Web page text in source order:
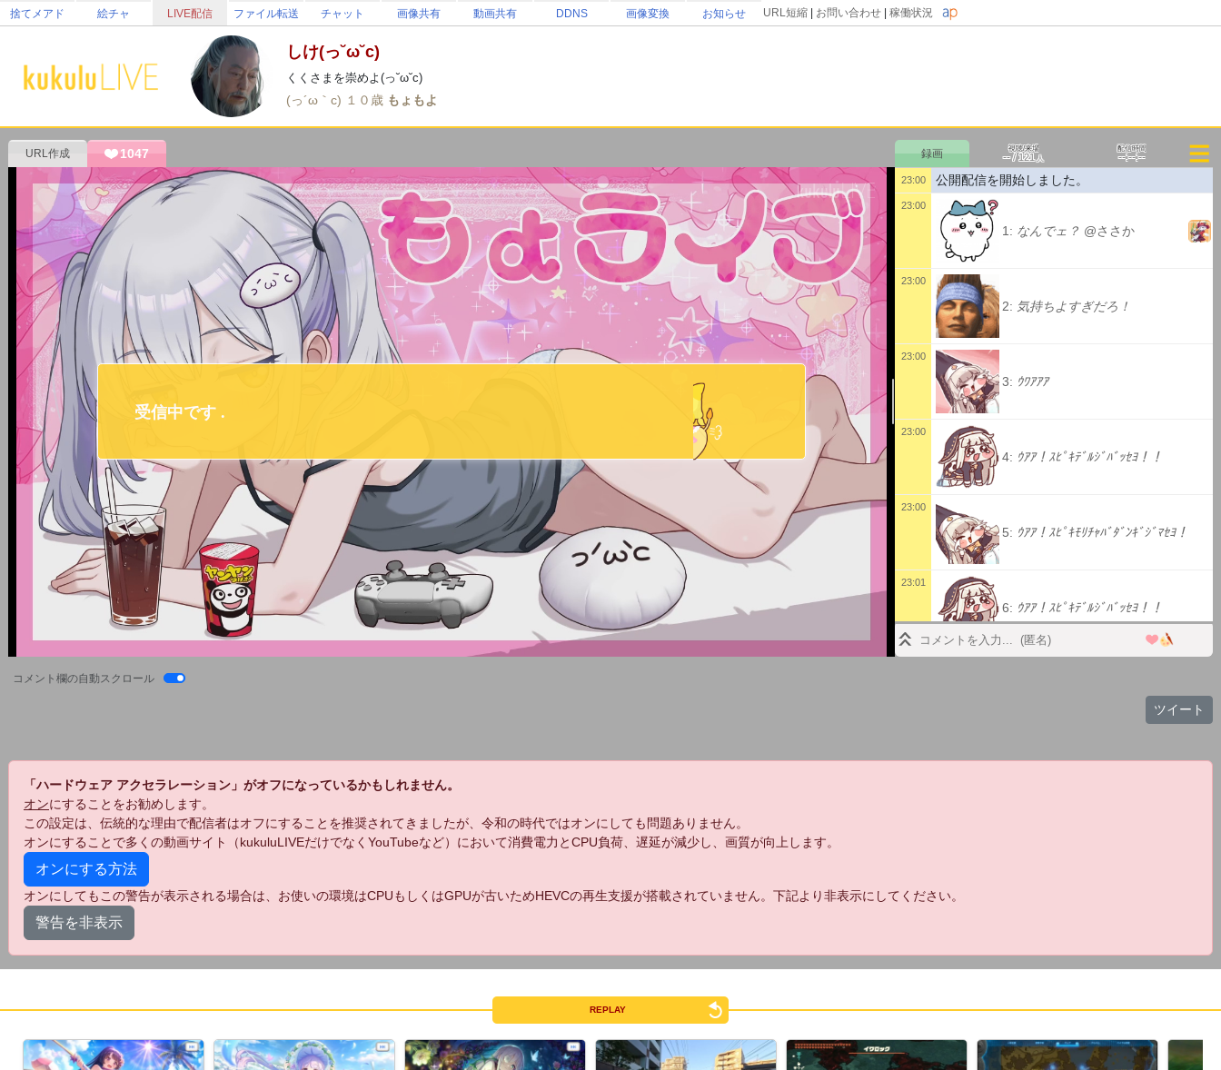
捨てメアド 絵チャ LIVE配信 ファイル転送 チャット 画像共有 動画共有 DDNS 画像変換 お知らせ URL短縮 お問い合わせ 稼働状況
しけ(っ˘ω˘c)
くくさまを崇めよ(っ˘ω˘c)
(っ´ω｀c) １０歳 もょもよ
URL作成 1047 視聴/来場
--/121人
配信時間
--:--:--
23:00 公開配信を開始しました。
23:00
1: なんでェ？ @ささか
23:00
2: 気持ちよすぎだろ！
23:00
3: ｳﾜｱｱｱ
23:00
4: ｳｱｱ！ｽﾋﾟｷﾃﾞﾙｼﾞﾊﾞｯｾﾖ！！
23:00
5: ｳｱｱ！ｽﾋﾟｷﾓﾘﾁｬﾊﾞﾀﾞﾝｷﾞｼﾞﾏｾﾖ！
23:01
6: ｳｱｱ！ｽﾋﾟｷﾃﾞﾙｼﾞﾊﾞｯｾﾖ！！
23:01
8:
23:01
12:みなごろーしー！
コメント欄の自動スクロール
ツイート
「ハードウェア アクセラレーション」がオフになっているかもしれません。
オンにすることをお勧めします。
この設定は、伝統的な理由で配信者はオフにすることを推奨されてきましたが、令和の時代ではオンにしても問題ありません。
オンにすることで多くの動画サイト（kukuluLIVEだけでなくYouTubeなど）において消費電力とCPU負荷、遅延が減少し、画質が向上します。
オンにする方法
オンにしてもこの警告が表示される場合は、お使いの環境はCPUもしくはGPUが古いためHEVCの再生支援が搭載されていません。下記より非表示にしてください。
警告を非表示
REPLAY